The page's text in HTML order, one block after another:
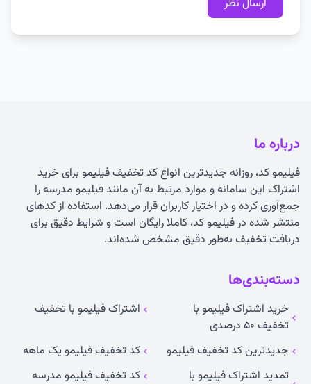
درباره ما
فیلیمو کد، روزانه جدیدترین انواعکد تخفیف فیلیمو برای خرید
اشتراک این سامانه و موارد مرتبط به آن مانند فیلیمو مدرسه را
جمع‌آوری کرده و در اختیار کاربران قرار می‌دهد. استفاده از کدهای
منتشر شده در فیلیمو کد، کاملا رایگان است و شرایط دقیق برای
دریافت تخفیف به‌طور دقیق مشخص شده‌اند.
دسته‌بندی‌ها
خرید اشتراک فیلیمو با
تخفیف ۵۰ درصدی
اشتراک فیلیمو با تخفیف
جدیدترین کد تخفیف فیلیمو
کد تخفیف فیلیمو یک ماهه
تمدید اشتراک فیلیمو با
کد تخفیف فیلیمو مدرسه